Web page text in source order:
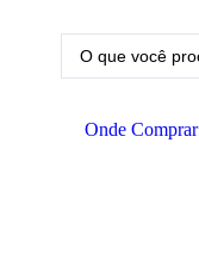
Onde Comprar